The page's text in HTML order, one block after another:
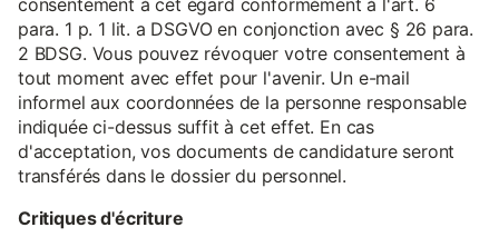
para. 1 p. 1 lit. a DSGVO en conjonction avec § 26 para.
2 BDSG. Vous pouvez révoquer votre consentement à
tout moment avec effet pour l'avenir. Un e-mail
informel aux coordonnées de la personne responsable
indiquée ci-dessus suffit à cet effet. En cas
d'acceptation, vos documents de candidature seront
transférés dans le dossier du personnel.
Critiques d'écriture